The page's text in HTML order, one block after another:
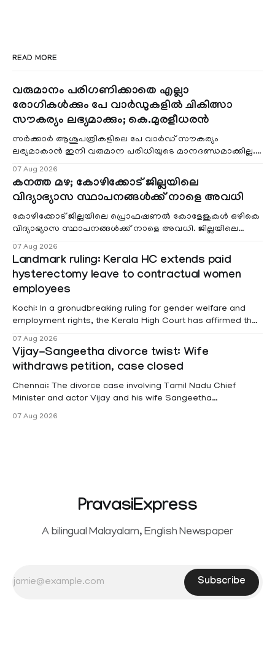
READ MORE
വരുമാനം പരിഗണിക്കാതെ എല്ലാ
രോഗികൾക്കും പേ വാർഡുകളിൽ ചികിത്സാ
സൗകര്യം ലഭ്യമാക്കും; കെ.മുരളീധരൻ
സർക്കാർ ആശുപത്രികളിലെ പേ വാർഡ് സൗകര്യം
ലഭ്യമാകാൻ ഇനി വരുമാന പരിധിയുടെ മാനദണ്ഡമാക്കില്ല.
07 Aug 2026
കനത്ത മഴ; കോഴിക്കോട് ജില്ലയിലെ
വിദ്യാഭ്യാസ സ്ഥാപനങ്ങൾക്ക് നാളെ അവധി
കോഴിക്കോട് ജില്ലയിലെ പ്രൊഫഷണൽ കോളേജുകൾ ഒഴികെ
വിദ്യാഭ്യാസ സ്ഥാപനങ്ങൾക്ക് നാളെ അവധി. ജില്ലയിലെ
07 Aug 2026
Landmark ruling: Kerala HC extends paid
hysterectomy leave to contractual women
employees
Kochi: In a gronudbreaking ruling for gender welfare and
employment rights, the Kerala High Court has affirmed that
projects are eligible for paid medical leave following
hysterectomy surgery under the Kerala Service Rules
(KSR). The court noted that since essential benefits like
maternity
07 Aug 2026
Vijay-Sangeetha divorce twist: Wife
withdraws petition, case closed
Chennai: The divorce case involving Tamil Nadu Chief
Minister and actor Vijay and his wife Sangeetha
Sowrnalingam has taken a new turn after Sangeetha
07 Aug 2026
PravasiExpress
A bilingual Malayalam, English Newspaper
Subscribe